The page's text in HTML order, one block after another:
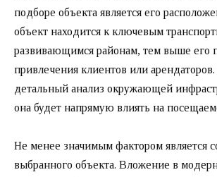
подборе объекта является его
объект находится к ключевым
развивающимся районам, тем выше его
привлечения клиентов или
детальный анализ окружающей
она будет напрямую влиять на
Не менее значимым фактором является
выбранного объекта. Вложение в